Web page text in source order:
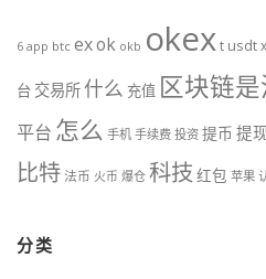
6 app btc exok okb okext usdtx
台 交易所 什么 充值 区块链
平台 怎么 手机 手续费 投资 提币 提
比特法币 火币 爆仓 科技 红包 苹果
分类